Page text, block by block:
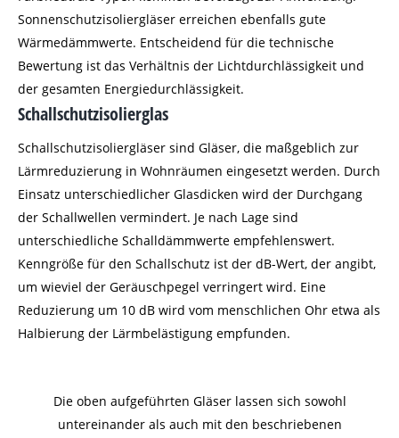
Sonnenschutzisoliergläser erreichen ebenfalls gute
Wärmedämmwerte. Entscheidend für die technische
Bewertung ist das Verhältnis der Lichtdurchlässigkeit und
der gesamten Energiedurchlässigkeit.
Schallschutzisolierglas
Schallschutzisoliergläser sind Gläser, die maßgeblich zur
Lärmreduzierung in Wohnräumen eingesetzt werden. Durch
Einsatz unterschiedlicher Glasdicken wird der Durchgang
der Schallwellen vermindert. Je nach Lage sind
unterschiedliche Schalldämmwerte empfehlenswert.
Kenngröße für den Schallschutz ist der dB-Wert, der angibt,
um wieviel der Geräuschpegel verringert wird. Eine
Reduzierung um 10 dB wird vom menschlichen Ohr etwa als
Halbierung der Lärmbelästigung empfunden.
Die oben aufgeführten Gläser lassen sich sowohl
untereinander als auch mit den beschriebenen